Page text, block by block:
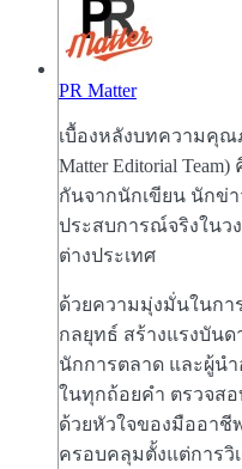
PR Matter
เบื้องหลังบทความคุณ
Matter Editorial
กันจากนักเขียน นักข่
ประสบการณ์จริงในว
ต่างประเทศ
ด้วยความมุ่งมั่นในกา
กลยุทธ์ สร้างแรงบัน
นักการตลาด และผู้นำ
ในทุกถ้อยคำ ตรวจส
ด้วยหัวใจของมืออาชี
ครอบคลุมตั้งแต่การวิ